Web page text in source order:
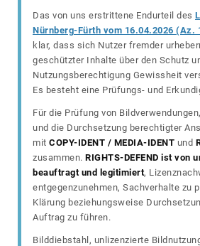
Das von uns erstrittene Endurteil des
Nürnberg-Fürth vom 16.04.2026 (Az.
klar, dass sich Nutzer fremder
geschützter Inhalte über den Schutz
Nutzungsberechtigung Gewissheit
Es besteht eine Prüfungs- und
Für die Prüfung von
und die Durchsetzung berechtigter
mit COPY-IDENT / MEDIA-IDENT und
zusammen. RIGHTS-DEFEND ist von
beauftragt und legitimiert,
entgegenzunehmen, Sachverhalte zu
Klärung beziehungsweise
Auftrag zu führen.
Bilddiebstahl, unlizenzierte